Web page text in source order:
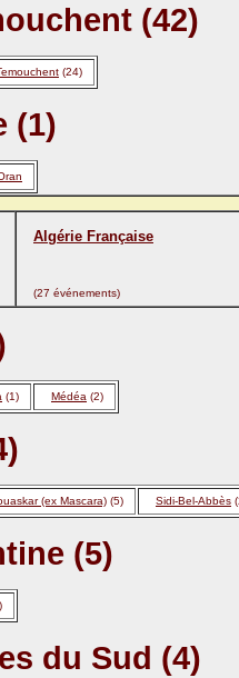
(42)
(24)
(1)
Algérie Française
(27 événements)
(1) Médéa (2)
(ex Mascara) (5) Sidi-Bel-Abbès
(5)
du Sud (4)